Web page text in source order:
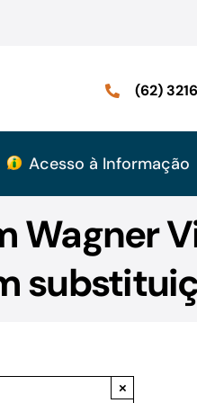
(62)
Acesso à Informação
Wagner
×